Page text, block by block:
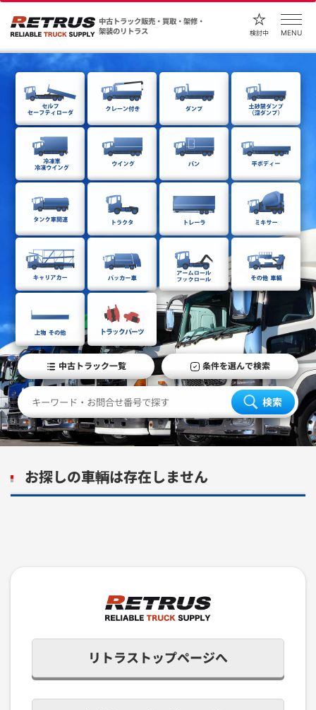
中古トラック販売・買取・架修・
架装のリトラス
検討中 MENU
中古トラック一覧 条件を選んで検索
検索
お探しの車輌は存在しません
リトラストップページへ